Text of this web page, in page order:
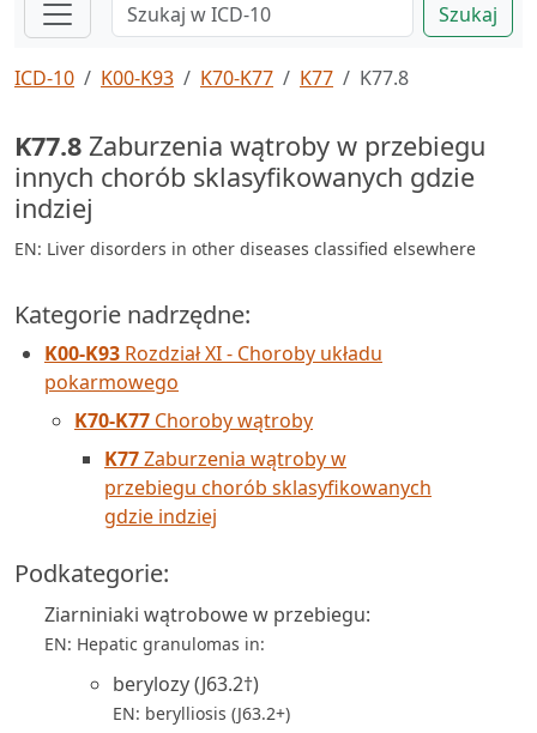
Szukaj
ICD-10 K00-K93 K70-K77 K77 K77.8
K77.8 Zaburzenia wątroby w przebiegu
innych chorób sklasyfikowanych gdzie
indziej
EN: Liver disorders in other diseases classified elsewhere
Kategorie nadrzędne:
K00-K93 Rozdział XI - Choroby układu
pokarmowego
K70-K77 Choroby wątroby
K77Zaburzenia wątroby w
przebiegu chorób sklasyfikowanych
gdzie indziej
Podkategorie:
Ziarniniaki wątrobowe w przebiegu:
EN: Hepatic granulomas in:
berylozy (J63.2†)
EN: berylliosis (J63.2+)